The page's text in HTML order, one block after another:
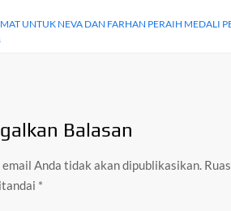
UNTUK NEVA DAN FARHAN PERAIH MEDALI
Balasan
Anda tidak akan dipublikasikan.
*